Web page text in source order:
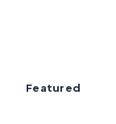
Featured